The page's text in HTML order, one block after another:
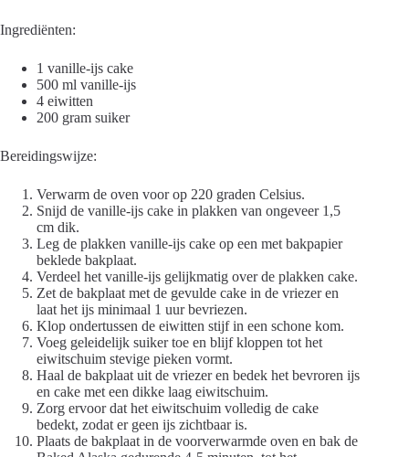
Ingrediënten:
1 vanille-ijs cake
500 ml vanille-ijs
4 eiwitten
200 gram suiker
Bereidingswijze:
Verwarm de oven voor op 220 graden Celsius.
Snijd de vanille-ijs cake in plakken van ongeveer 1,5
cm dik.
Leg de plakken vanille-ijs cake op een met bakpapier
beklede bakplaat.
Verdeel het vanille-ijs gelijkmatig over de plakken cake.
Zet de bakplaat met de gevulde cake in de vriezer en
laat het ijs minimaal 1 uur bevriezen.
Klop ondertussen de eiwitten stijf in een schone kom.
Voeg geleidelijk suiker toe en blijf kloppen tot het
eiwitschuim stevige pieken vormt.
Haal de bakplaat uit de vriezer en bedek het bevroren ijs
en cake met een dikke laag eiwitschuim.
Zorg ervoor dat het eiwitschuim volledig de cake
bedekt, zodat er geen ijs zichtbaar is.
Plaats de bakplaat in de voorverwarmde oven en bak de